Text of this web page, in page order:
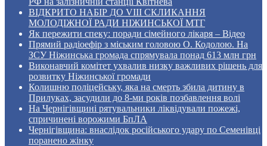
ВІДКРИТО НАБІР ДО VIII СКЛИКАННЯ
МОЛОДІЖНОЇ РАДИ НІЖИНСЬКОЇ МТГ
Як пережити спеку: поради сімейного лікаря – Відео
Прямий радіоефір з міським головою О. Кодолою. На
ЗСУ Ніжинська громада спрямувала понад 613 млн грн
Виконавчий комітет ухвалив низку важливих рішень для
розвитку Ніжинської громади
Колишню поліцейську, яка на смерть збила дитину в
Прилуках, засудили до 8-ми років позбавлення волі
На Чернігівщині рятувальники ліквідували пожежі,
спричинені ворожими БпЛА
Чернігівщина: внаслідок російського удару по Семенівці
поранено жінку